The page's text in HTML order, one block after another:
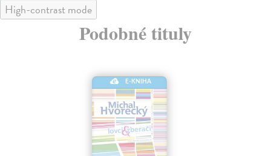
High-contrast mode
Podobné tituly
E-KNIHA